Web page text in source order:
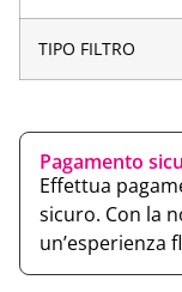
TIPO FILTRO
Pagamento
Effettua
sicuro. Con la
un’esperienza